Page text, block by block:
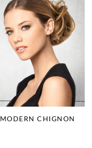
MODERN CHIGNON